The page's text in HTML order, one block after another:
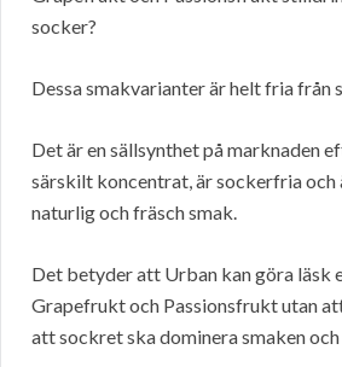
socker?
Dessa smakvarianter är helt fria från
Det är en sällsynthet på marknaden
särskilt koncentrat, är sockerfria och
naturlig och fräsch smak.
Det betyder att Urban kan göra läsk
Grapefrukt och Passionsfrukt utan
att sockret ska dominera smaken